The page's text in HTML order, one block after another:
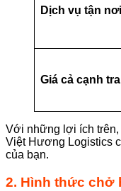
Dịch vụ tận nơi
Giá cả cạnh
Với những lợi ích trên,
Việt Hương Logistics
của bạn.
2. Hình thức chở